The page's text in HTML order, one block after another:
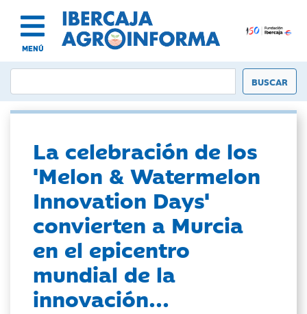
MENÚ
La celebración de los
'Melon & Watermelon
Innovation Days'
convierten a Murcia
en el epicentro
mundial de la
innovación...